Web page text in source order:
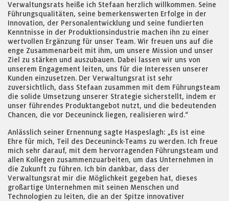
Verwaltungsrats heiße ich Stefaan herzlich willkommen. Seine
Führungsqualitäten, seine bemerkenswerten Erfolge in der
Innovation, der Personalentwicklung und seine fundierten
Kenntnisse in der Produktionsindustrie machen ihn zu einer
wertvollen Ergänzung für unser Team. Wir freuen uns auf die
enge Zusammenarbeit mit ihm, um unsere Mission und unser
Ziel zu stärken und auszubauen. Dabei lassen wir uns von
unserem Engagement leiten, uns für die Interessen unserer
Kunden einzusetzen. Der Verwaltungsrat ist sehr
zuversichtlich, dass Stefaan zusammen mit dem Führungsteam
die solide Umsetzung unserer Strategie sicherstellt, indem er
unser führendes Produktangebot nutzt, und die bedeutenden
Chancen, die vor Deceuninck liegen, realisieren wird.“
Anlässlich seiner Ernennung sagte Haspeslagh: „Es ist eine
Ehre für mich, Teil des Deceuninck-Teams zu werden. Ich freue
mich sehr darauf, mit dem hervorragenden Führungsteam und
allen Kollegen zusammenzuarbeiten, um das Unternehmen in
die Zukunft zu führen. Ich bin dankbar, dass der
Verwaltungsrat mir die Möglichkeit gegeben hat, dieses
großartige Unternehmen mit seinen Menschen und
Technologien zu leiten, die an der Spitze innovativer